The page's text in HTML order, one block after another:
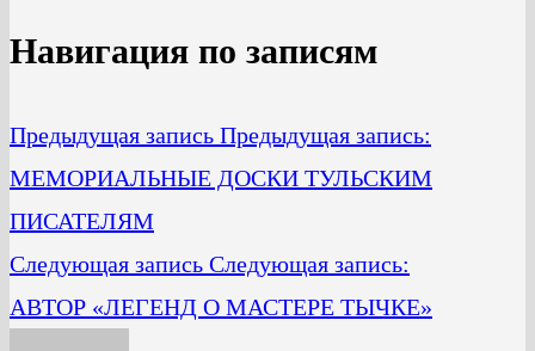
Навигация по записям
Предыдущая запись Предыдущая запись:
МЕМОРИАЛЬНЫЕ ДОСКИ ТУЛЬСКИМ
ПИСАТЕЛЯМ
Следующая запись Следующая запись:
АВТОР «ЛЕГЕНД О МАСТЕРЕ ТЫЧКЕ»